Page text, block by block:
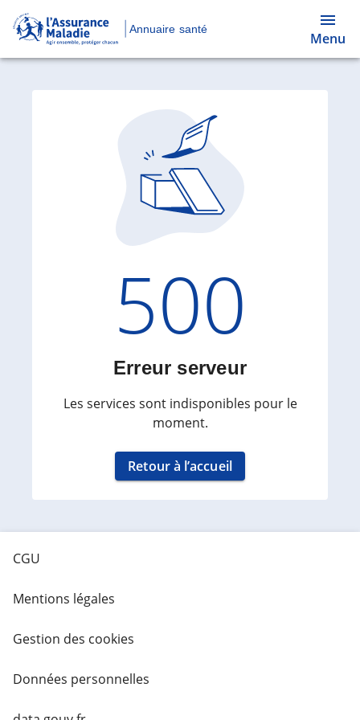
Annuaire santé
Menu
Code
500
Erreur serveur
Les services sont indisponibles pour le
moment.
Retour à l’accueil
CGU
Mentions légales
Gestion des cookies
Données personnelles